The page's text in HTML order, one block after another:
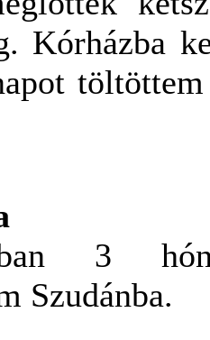
Kórházba
töltöttem
3
Szudánba.